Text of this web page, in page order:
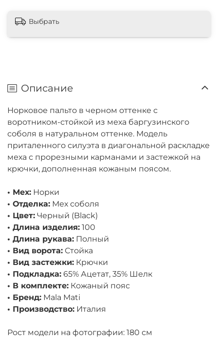
Выбрать
Описание
Норковое пальто в черном оттенке с
воротником-стойкой из меха баргузинского
соболя в натуральном оттенке. Модель
приталенного силуэта в диагональной раскладке
меха с прорезными карманами и застежкой на
крючки, дополненная кожаным поясом.
• Мех: Норки
• Отделка: Мех соболя
• Цвет: Черный (Black)
• Длина изделия: 100
• Длина рукава: Полный
• Вид ворота: Стойка
• Вид застежки: Крючки
• Подкладка: 65% Ацетат, 35% Шелк
• В комплекте: Кожаный пояс
• Бренд: Mala Mati
• Производство: Италия
Рост модели на фотографии: 180 см